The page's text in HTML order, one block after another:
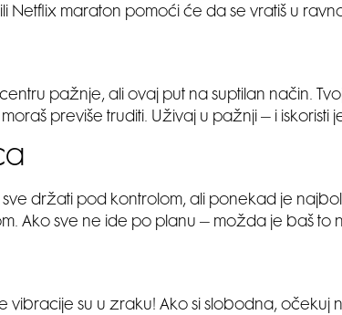
Netflix maraton pomoći će da se vratiš u
pažnje, ali ovaj put na suptilan način.
previše truditi. Uživaj u pažnji – i iskoristi
sve držati pod kontrolom, ali ponekad je
Ako sve ne ide po planu – možda je baš to
vibracije su u zraku! Ako si slobodna, očekuj